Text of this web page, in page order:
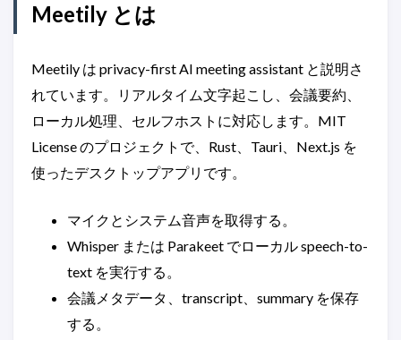
Meetily とは
Meetily は privacy-first AI meeting assistant と説明さ
れています。リアルタイム文字起こし、会議要約、
ローカル処理、セルフホストに対応します。MIT
License のプロジェクトで、Rust、Tauri、Next.js を
使ったデスクトップアプリです。
マイクとシステム音声を取得する。
Whisper または Parakeet でローカル speech-to-
text を実行する。
会議メタデータ、transcript、summary を保存
する。